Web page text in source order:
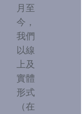
月至
今，
我們
以線
上及
實體
形式
（在